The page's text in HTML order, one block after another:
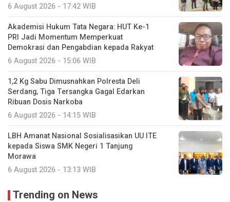
6 August 2026 - 17:42 WIB
Akademisi Hukum Tata Negara: HUT Ke-1
PRI Jadi Momentum Memperkuat
Demokrasi dan Pengabdian kepada Rakyat
6 August 2026 - 15:06 WIB
1,2 Kg Sabu Dimusnahkan Polresta Deli
Serdang, Tiga Tersangka Gagal Edarkan
Ribuan Dosis Narkoba
6 August 2026 - 14:15 WIB
LBH Amanat Nasional Sosialisasikan UU ITE
kepada Siswa SMK Negeri 1 Tanjung
Morawa
6 August 2026 - 13:13 WIB
Trending on News